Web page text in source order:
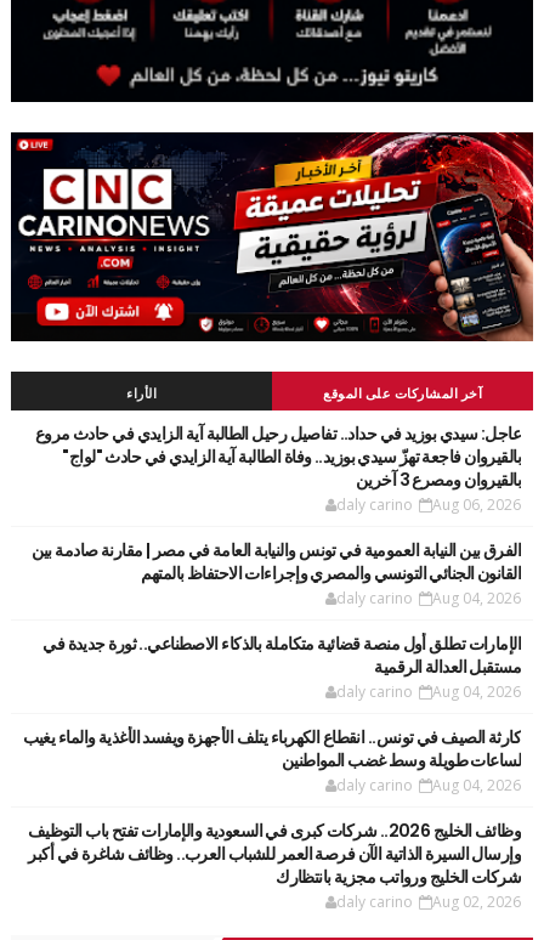
آخر المشاركات على الموقع الأراء
عاجل: سيدي بوزيد في حداد.. تفاصيل رحيل الطالبة آية الزايدي في حادث مروع
بالقيروان فاجعة تهزّ سيدي بوزيد.. وفاة الطالبة آية الزايدي في حادث "لواج"
بالقيروان ومصرع 3 آخرين
daly carino Aug 06, 2026
الفرق بين النيابة العمومية في تونس والنيابة العامة في مصر | مقارنة صادمة بين
القانون الجنائي التونسي والمصري وإجراءات الاحتفاظ بالمتهم
daly carino Aug 04, 2026
الإمارات تطلق أول منصة قضائية متكاملة بالذكاء الاصطناعي.. ثورة جديدة في
مستقبل العدالة الرقمية
daly carino Aug 04, 2026
كارثة الصيف في تونس.. انقطاع الكهرباء يتلف الأجهزة ويفسد الأغذية والماء يغيب
لساعات طويلة وسط غضب المواطنين
daly carino Aug 04, 2026
وظائف الخليج 2026.. شركات كبرى في السعودية والإمارات تفتح باب التوظيف
وإرسال السيرة الذاتية الآن فرصة العمر للشباب العرب.. وظائف شاغرة في أكبر
شركات الخليج ورواتب مجزية بانتظارك
daly carino Aug 02, 2026